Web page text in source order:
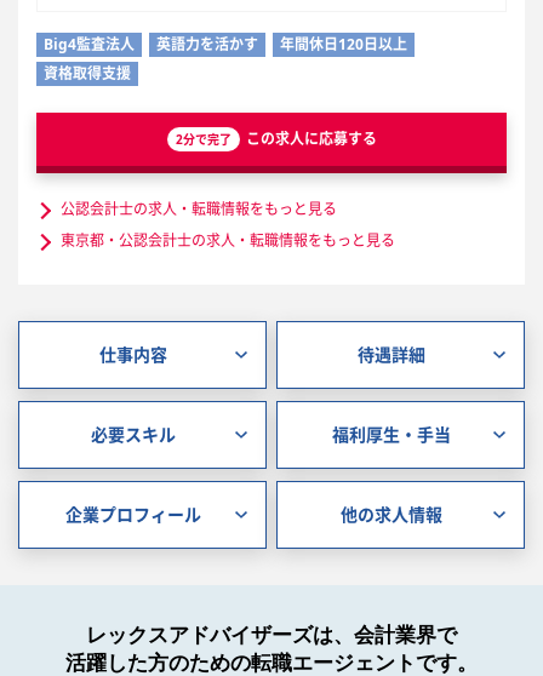
Big4監査法人 英語力を活かす
年間休日120日以上
資格取得支援
2分で完了 この求人に応募する
公認会計士の求人・転職情報をもっと見る
東京都・公認会計士の求人・転職情報をもっと見る
仕事内容 待遇詳細
必要スキル 福利厚生・手当
企業プロフィール 他の求人情報
レックスアドバイザーズは、会計業界で
活躍した方のための転職エージェントです。